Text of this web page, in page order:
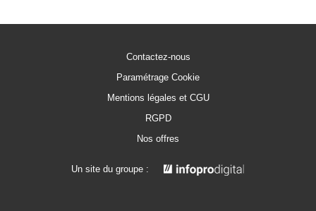
Contactez-nous
Paramétrage Cookie
Mentions légales et CGU
RGPD
Nos offres
Un site du groupe :